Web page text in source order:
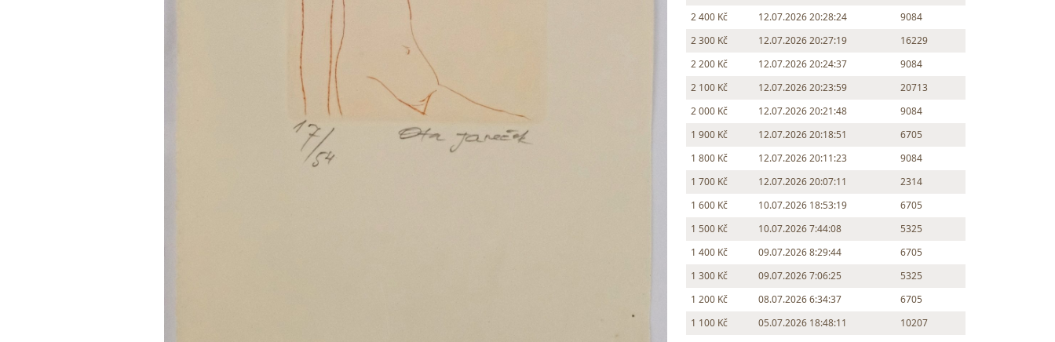
2 400 Kč
12.07.2026 20:28:24
9084
2 300 Kč
12.07.2026 20:27:19
16229
2 200 Kč
12.07.2026 20:24:37
9084
2 100 Kč
12.07.2026 20:23:59
20713
2 000 Kč
12.07.2026 20:21:48
9084
1 900 Kč
12.07.2026 20:18:51
6705
1 800 Kč
12.07.2026 20:11:23
9084
1 700 Kč
12.07.2026 20:07:11
2314
1 600 Kč
10.07.2026 18:53:19
6705
1 500 Kč
10.07.2026 7:44:08
5325
1 400 Kč
09.07.2026 8:29:44
6705
1 300 Kč
09.07.2026 7:06:25
5325
1 200 Kč
08.07.2026 6:34:37
6705
1 100 Kč
05.07.2026 18:48:11
10207